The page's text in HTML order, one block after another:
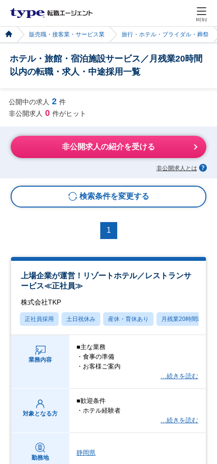
MENU
販売職・接客業・サービス業 旅行・ホテル・ブライダル・葬祭
ホテル・旅館・宿泊施設サービス／月残業20時間
以内の転職・求人・中途採用一覧
公開中の求人 2 件
非公開求人 0 件がヒット
非公開求人の紹介を受ける
非公開求人とは
検索条件を変更する
1
上場企業が運営！リゾートホテル／レストランサ
ービス≪正社員≫
株式会社TKP
正社員採用 土日祝休み 産休・育休あり 月残業20時間以内
業務内容
■主な業務
・食事の準備
・お客様ご案内
…続きを読む
対象となる方
■歓迎条件
・ホテル経験者
…続きを読む
勤務地
静岡県